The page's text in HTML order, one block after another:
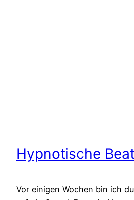
Hypnotische
Vor einigen Wochen bin ich